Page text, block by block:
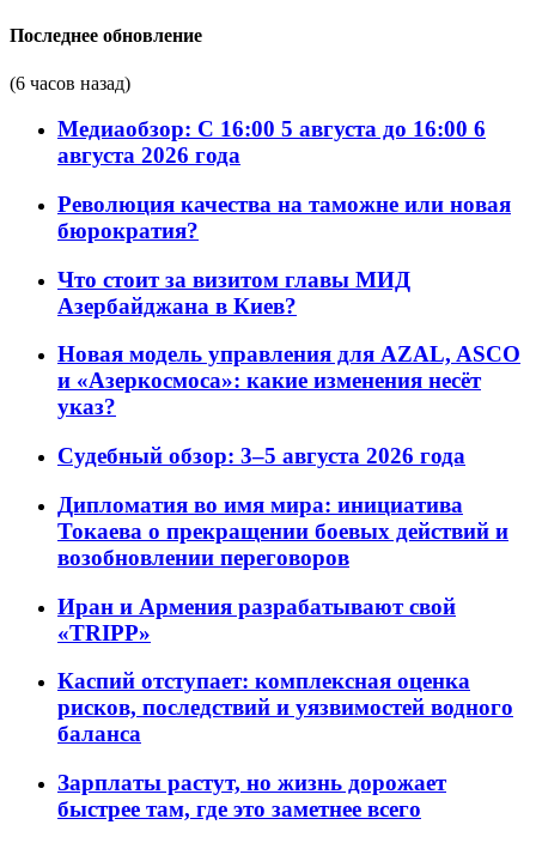
Последнее обновление
(6 часов назад)
Медиаобзор: С 16:00 5 августа до 16:00 6
августа 2026 года
Революция качества на таможне или новая
бюрократия?
Что стоит за визитом главы МИД
Азербайджана в Киев?
Новая модель управления для AZAL, ASCO
и «Азеркосмоса»: какие изменения несёт
указ?
Судебный обзор: 3–5 августа 2026 года
Дипломатия во имя мира: инициатива
Токаева о прекращении боевых действий и
возобновлении переговоров
Иран и Армения разрабатывают свой
«TRIPP»
Каспий отступает: комплексная оценка
рисков, последствий и уязвимостей водного
баланса
Зарплаты растут, но жизнь дорожает
быстрее там, где это заметнее всего